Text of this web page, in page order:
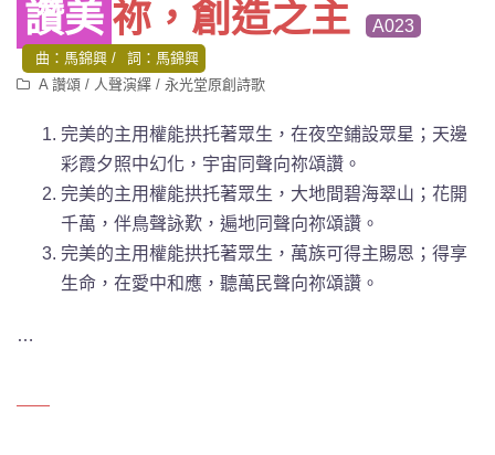
讚美祢，創造之主 A023
曲：馬錦興
詞：馬錦興
A 讚頌 / 人聲演繹 / 永光堂原創詩歌
完美的主用權能拱托著眾生 ，在夜空鋪設眾星；天邊
彩霞夕照中幻化，宇宙同聲向祢頌讚。
完美的主用權能拱托著眾生，大地間碧海翠山；花開
千萬，伴鳥聲詠歎，遍地同聲向祢頌讚。
完美的主用權能拱托著眾生，萬族可得主賜恩；得享
生命，在愛中和應，聽萬民聲向祢頌讚。
…